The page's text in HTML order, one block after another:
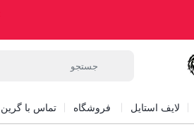
لایف استایل فروشگاه تماس با گرین